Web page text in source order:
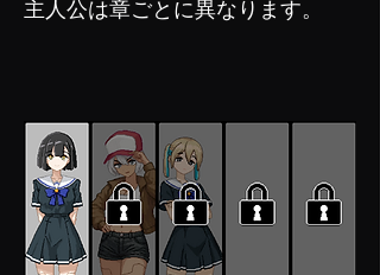
主人公は章ごとに異なります。